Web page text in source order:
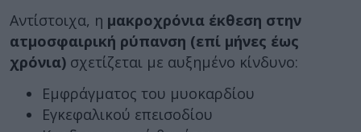
Αντίστοιχα, η μακροχρόνια έκθεση στην
ατμοσφαιρική ρύπανση (επί μήνες έως
χρόνια) σχετίζεται με αυξημένο κίνδυνο:
Εμφράγματος του μυοκαρδίου
Εγκεφαλικού επεισοδίου